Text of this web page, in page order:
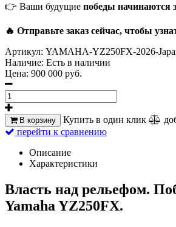
👉 Ваши будущие победы начинаются
🔥 Отправьте заказ сейчас, чтобы
Артикул: YAMAHA-YZ250FX-2026-
Наличие: Есть в наличии
Цена: 900 000 руб.
В корзину Купить в один клик
перейти к сравнению
Описание
Характеристики
Власть над рельефом.
Yamaha YZ250FX.